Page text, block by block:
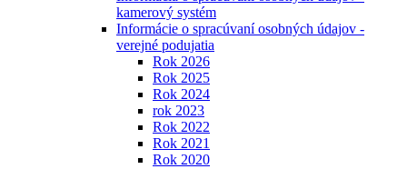
kamerový systém
Informácie o spracúvaní osobných údajov -
verejné podujatia
Rok 2026
Rok 2025
Rok 2024
rok 2023
Rok 2022
Rok 2021
Rok 2020